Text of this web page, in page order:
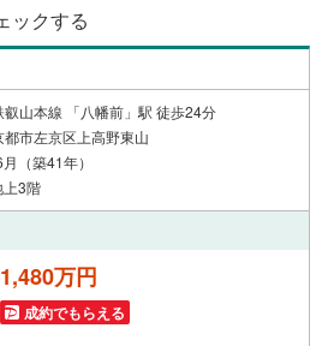
ックする
叡山本線 「八幡前」駅 徒歩24分
都市左京区上高野東山
（築41年）
上3階
1,480万円
成約でもらえる